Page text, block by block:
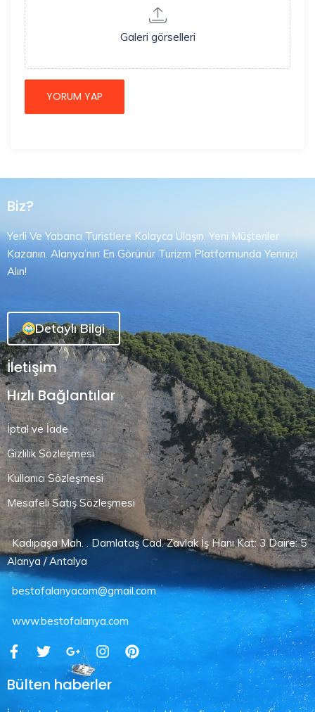
Galeri görselleri
Biz?
Yerli Ve Yabancı Turistlere Kolayca Ulaşın, Yeni Müşteriler
Kazanın. Alanya’nın En Görünür Turizm Platformunda Yerinizi
Alın!
Detaylı Bilgi
İletişim
Hızlı Bağlantılar
İptal ve İade
Gizlilik Sözleşmesi
Kullanıcı Sözleşmesi
Mesafeli Satış Sözleşmesi
Kadıpaşa Mah. . Damlataş Cad. Zavlak İş Hanı Kat: 3 Daire: 5
Alanya / Antalya
bestofalanyacom@gmail.com
www.bestofalanya.com
Bülten haberler